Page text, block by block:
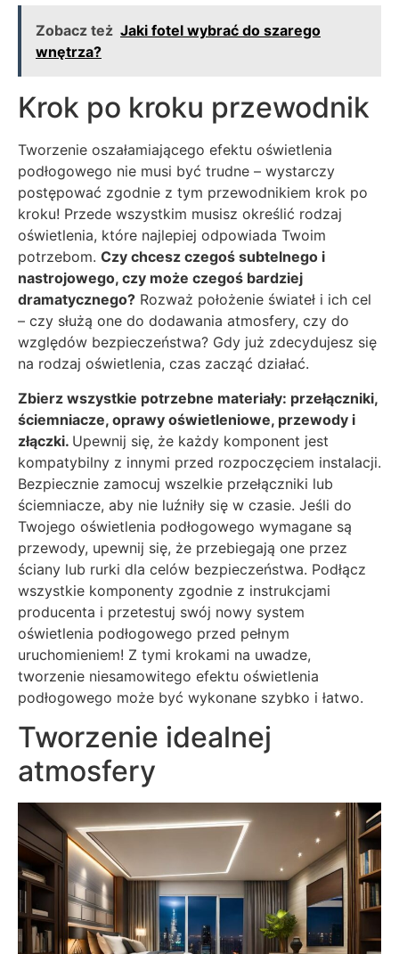
Zobacz też Jaki fotel wybrać do szarego
wnętrza?
Krok po kroku przewodnik
Tworzenie oszałamiającego efektu oświetlenia
podłogowego nie musi być trudne – wystarczy
postępować zgodnie z tym przewodnikiem krok po
kroku! Przede wszystkim musisz określić rodzaj
oświetlenia, które najlepiej odpowiada Twoim
potrzebom. Czy chcesz czegoś subtelnego i
nastrojowego, czy może czegoś bardziej
dramatycznego? Rozważ położenie świateł i ich cel
– czy służą one do dodawania atmosfery, czy do
względów bezpieczeństwa? Gdy już zdecydujesz się
na rodzaj oświetlenia, czas zacząć działać.
Zbierz wszystkie potrzebne materiały: przełączniki,
ściemniacze, oprawy oświetleniowe, przewody i
złączki. Upewnij się, że każdy komponent jest
kompatybilny z innymi przed rozpoczęciem instalacji.
Bezpiecznie zamocuj wszelkie przełączniki lub
ściemniacze, aby nie luźniły się w czasie. Jeśli do
Twojego oświetlenia podłogowego wymagane są
przewody, upewnij się, że przebiegają one przez
ściany lub rurki dla celów bezpieczeństwa. Podłącz
wszystkie komponenty zgodnie z instrukcjami
producenta i przetestuj swój nowy system
oświetlenia podłogowego przed pełnym
uruchomieniem! Z tymi krokami na uwadze,
tworzenie niesamowitego efektu oświetlenia
podłogowego może być wykonane szybko i łatwo.
Tworzenie idealnej
atmosfery